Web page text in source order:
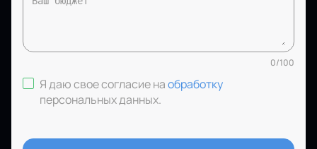
0/100
Я даю свое согласие наобработку
персональных данных.